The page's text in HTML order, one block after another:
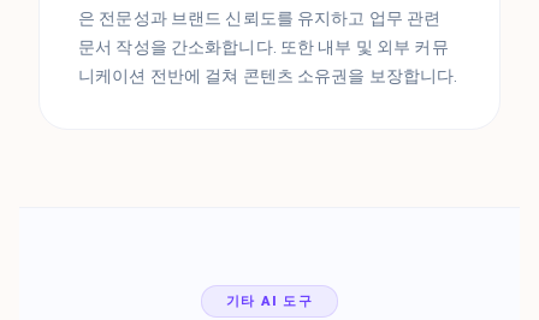
은 전문성과 브랜드 신뢰도를 유지하고 업무 관련
문서 작성을 간소화합니다. 또한 내부 및 외부 커뮤
니케이션 전반에 걸쳐 콘텐츠 소유권을 보장합니다.
기타 AI 도구